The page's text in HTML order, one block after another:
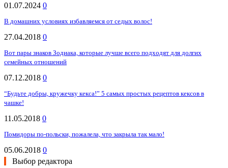
01.07.2024 0
В домашних условиях избавляемся от седых волос!
27.04.2018 0
Вот пары знаков Зодиака, которые лучше всего подходят для долгих
семейных отношений
07.12.2018 0
“Будьте добры, кружечку кекса!” 5 самых простых рецептов кексов в
чашке!
11.05.2018 0
Помидоры по-польски, пожалела, что закрыла так мало!
05.06.2018 0
Выбор редактора